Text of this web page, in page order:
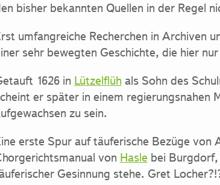
bisher bekannten Quellen in der Regel
umfangreiche Recherchen in Archiven
sehr bewegten Geschichte, die hier
1626 in Lützelflüh als Sohn des
er später in einem regierungsnahen
zu sein.
erste Spur auf täuferische Bezüge von
von Haslebei Burgdorf,
Gesinnung stehe. Gret